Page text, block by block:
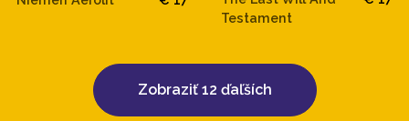
Testament
Zobraziť 12 ďaľších